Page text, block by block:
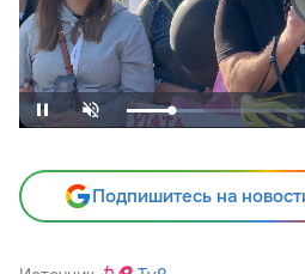
Подпишитесь на